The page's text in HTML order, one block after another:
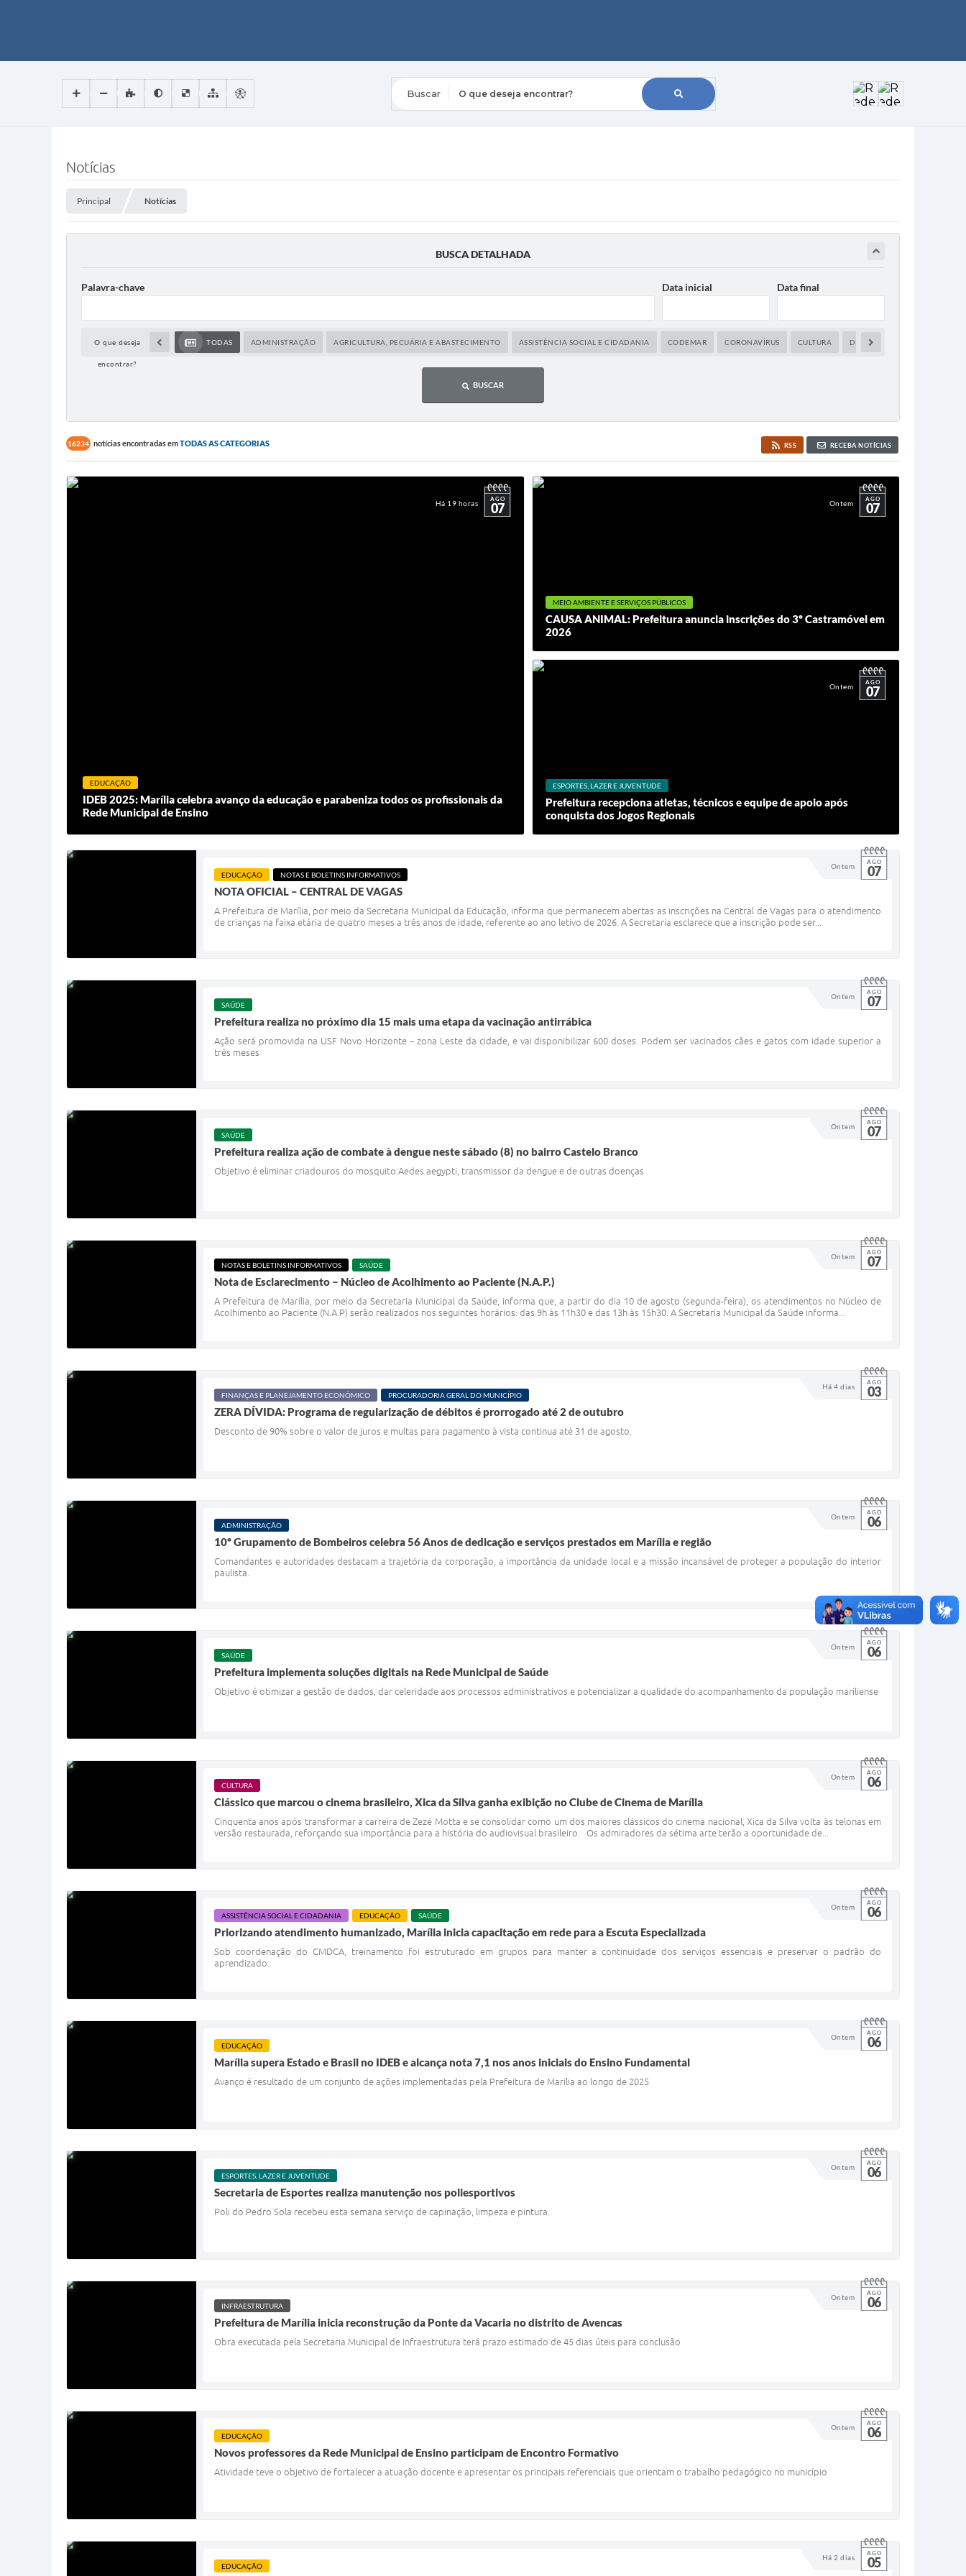
Notícias
Principal Notícias
BUSCA DETALHADA
Palavra-chave Data inicial Data final
O que deseja
encontrar?
TODAS ADMINISTRAÇÃO AGRICULTURA, PECUÁRIA E ABASTECIMENTO ASSISTÊNCIA SOCIAL E CIDADANIA CODEMAR CORONAVÍRUS CULTURA DAEM
BUSCAR
16234 notícias encontradas emTODAS AS CATEGORIAS RSS RECEBA NOTÍCIAS
Há 19 horas AGO
07
EDUCAÇÃO
IDEB 2025: Marília celebra avanço da educação e parabeniza todos os profissionais da
Rede Municipal de Ensino
Ontem AGO
07
MEIO AMBIENTE E SERVIÇOS PÚBLICOS
CAUSA ANIMAL: Prefeitura anuncia inscrições do 3º Castramóvel em
2026
Ontem AGO
07
ESPORTES, LAZER E JUVENTUDE
Prefeitura recepciona atletas, técnicos e equipe de apoio após
conquista dos Jogos Regionais
Ontem AGO
07
EDUCAÇÃO NOTAS E BOLETINS INFORMATIVOS
NOTA OFICIAL – CENTRAL DE VAGAS
A Prefeitura de Marília, por meio da Secretaria Municipal da Educação, informa que permanecem abertas as inscrições na Central de Vagas para o atendimento
de crianças na faixa etária de quatro meses a três anos de idade, referente ao ano letivo de 2026. A Secretaria esclarece que a inscrição pode ser...
Ontem AGO
07
SAÚDE
Prefeitura realiza no próximo dia 15 mais uma etapa da vacinação antirrábica
Ação será promovida na USF Novo Horizonte – zona Leste da cidade, e vai disponibilizar 600 doses. Podem ser vacinados cães e gatos com idade superior a
três meses
Ontem AGO
07
SAÚDE
Prefeitura realiza ação de combate à dengue neste sábado (8) no bairro Castelo Branco
Objetivo é eliminar criadouros do mosquito Aedes aegypti, transmissor da dengue e de outras doenças
Ontem AGO
07
NOTAS E BOLETINS INFORMATIVOS SAÚDE
Nota de Esclarecimento – Núcleo de Acolhimento ao Paciente (N.A.P.)
A Prefeitura de Marília, por meio da Secretaria Municipal da Saúde, informa que, a partir do dia 10 de agosto (segunda-feira), os atendimentos no Núcleo de
Acolhimento ao Paciente (N.A.P) serão realizados nos seguintes horários: das 9h às 11h30 e das 13h às 15h30. A Secretaria Municipal da Saúde informa...
Há 4 dias AGO
03
FINANÇAS E PLANEJAMENTO ECONÔMICO PROCURADORIA GERAL DO MUNICÍPIO
ZERA DÍVIDA: Programa de regularização de débitos é prorrogado até 2 de outubro
Desconto de 90% sobre o valor de juros e multas para pagamento à vista continua até 31 de agosto.
Ontem AGO
06
ADMINISTRAÇÃO
10º Grupamento de Bombeiros celebra 56 Anos de dedicação e serviços prestados em Marília e região
Comandantes e autoridades destacam a trajetória da corporação, a importância da unidade local e a missão incansável de proteger a população do interior
paulista.
Ontem AGO
06
SAÚDE
Prefeitura implementa soluções digitais na Rede Municipal de Saúde
Objetivo é otimizar a gestão de dados, dar celeridade aos processos administrativos e potencializar a qualidade do acompanhamento da população mariliense
Ontem AGO
06
CULTURA
Clássico que marcou o cinema brasileiro, Xica da Silva ganha exibição no Clube de Cinema de Marília
Cinquenta anos após transformar a carreira de Zezé Motta e se consolidar como um dos maiores clássicos do cinema nacional, Xica da Silva volta às telonas em
versão restaurada, reforçando sua importância para a história do audiovisual brasileiro. Os admiradores da sétima arte terão a oportunidade de...
Ontem AGO
06
ASSISTÊNCIA SOCIAL E CIDADANIA EDUCAÇÃO SAÚDE
Priorizando atendimento humanizado, Marília inicia capacitação em rede para a Escuta Especializada
Sob coordenação do CMDCA, treinamento foi estruturado em grupos para manter a continuidade dos serviços essenciais e preservar o padrão do
aprendizado.
Ontem AGO
06
EDUCAÇÃO
Marília supera Estado e Brasil no IDEB e alcança nota 7,1 nos anos iniciais do Ensino Fundamental
Avanço é resultado de um conjunto de ações implementadas pela Prefeitura de Marília ao longo de 2025
Ontem AGO
06
ESPORTES, LAZER E JUVENTUDE
Secretaria de Esportes realiza manutenção nos poliesportivos
Poli do Pedro Sola recebeu esta semana serviço de capinação, limpeza e pintura.
Ontem AGO
06
INFRAESTRUTURA
Prefeitura de Marília inicia reconstrução da Ponte da Vacaria no distrito de Avencas
Obra executada pela Secretaria Municipal de Infraestrutura terá prazo estimado de 45 dias úteis para conclusão
Ontem AGO
06
EDUCAÇÃO
Novos professores da Rede Municipal de Ensino participam de Encontro Formativo
Atividade teve o objetivo de fortalecer a atuação docente e apresentar os principais referenciais que orientam o trabalho pedagógico no município
Há 2 dias AGO
05
EDUCAÇÃO